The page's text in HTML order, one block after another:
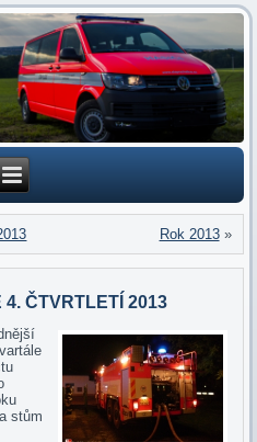
Rok 2013»
ČTVRTLETÍ 2013
stům